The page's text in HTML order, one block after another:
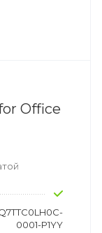
Office
0001-P1YY